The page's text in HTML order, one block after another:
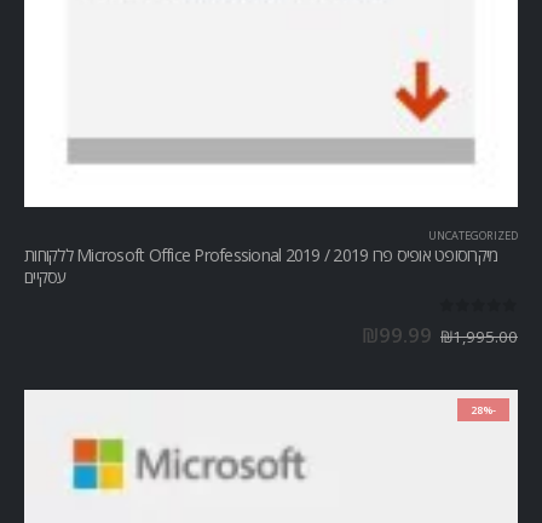
UNCATEGORIZED
מיקרוסופט אופיס פרו Microsoft Office Professional 2019 / 2019 ללקוחות
עסקיים
₪1,995.00
₪99.99
-28%